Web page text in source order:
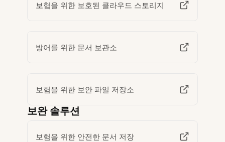
보험을 위한 보호된 클라우드 스토리지
방어를 위한 문서 보관소
보험을 위한 보안 파일 저장소
보완 솔루션
보험을 위한 안전한 문서 저장